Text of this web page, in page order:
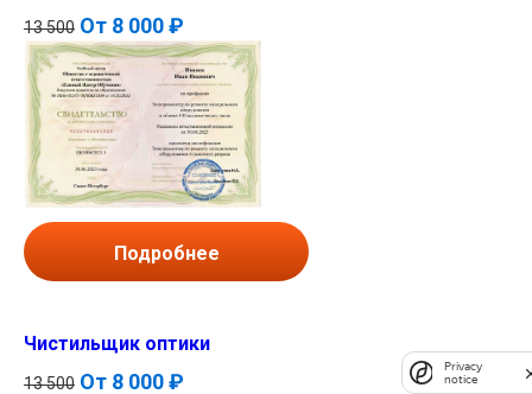
13 500 От 8 000 ₽
Подробнее
Чистильщик оптики
13 500 От 8 000 ₽
Privacy
notice